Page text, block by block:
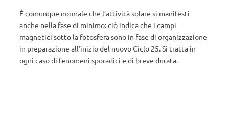
È comunque normale che l’attività solare si manifesti
anche nella fase di minimo: ciò indica che i campi
magnetici sotto la fotosfera sono in fase di organizzazione
in preparazione all’inizio del nuovo Ciclo 25. Si tratta in
ogni caso di fenomeni sporadici e di breve durata.